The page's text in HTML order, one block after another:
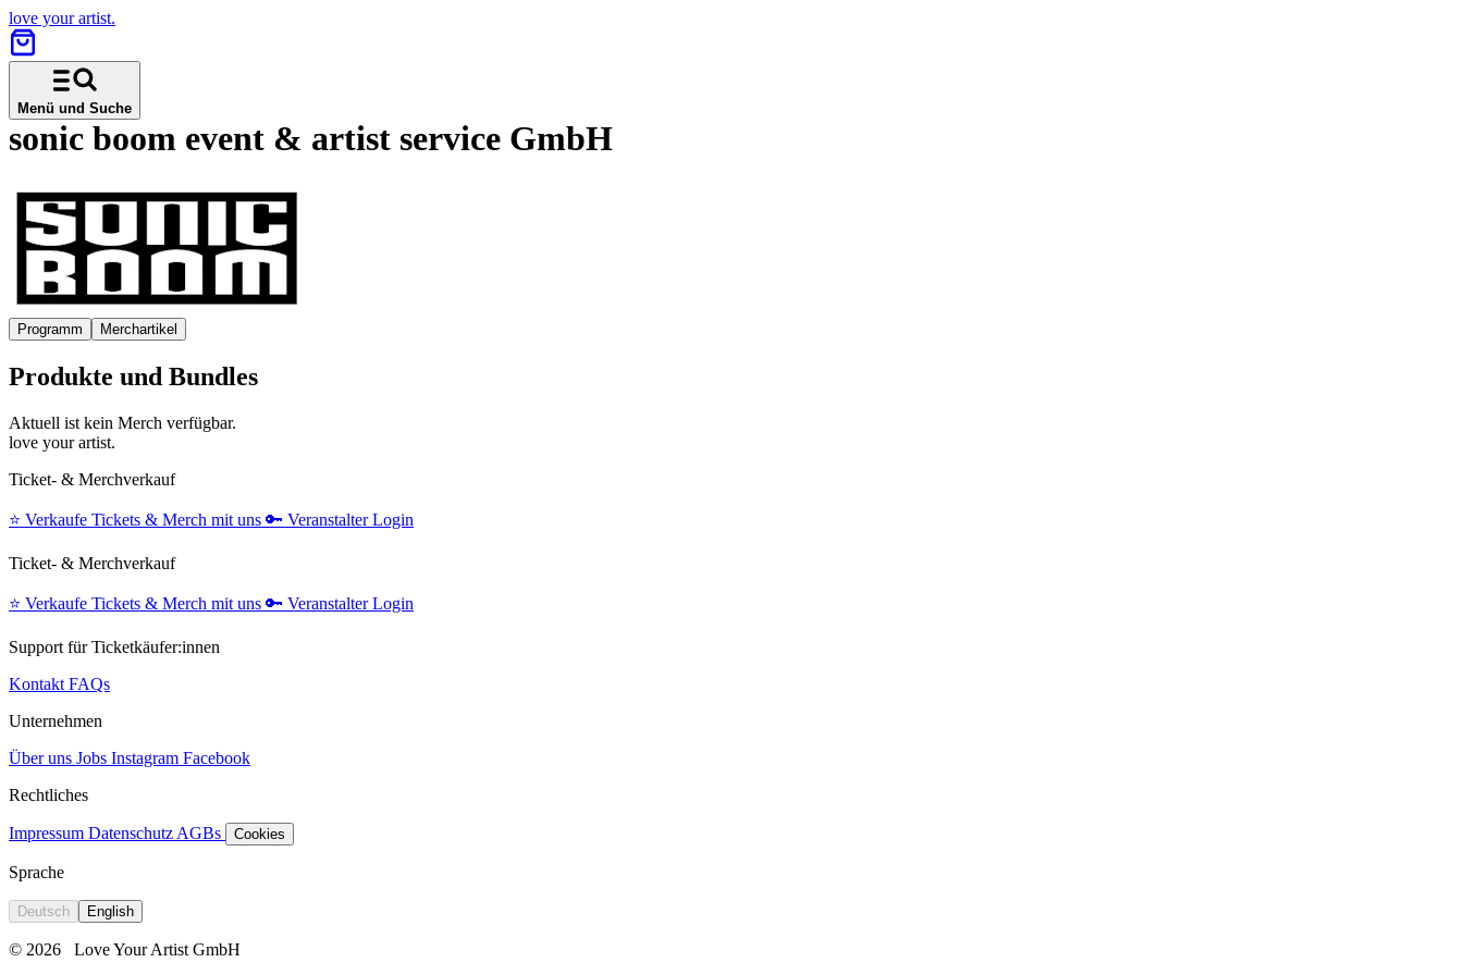
love your artist.
Menü und Suche
sonic boom event & artist service GmbH
Programm Merchartikel
Produkte und Bundles
Aktuell ist kein Merch verfügbar.
love your artist.
Ticket- & Merchverkauf
⭐️ Verkaufe Tickets & Merch mit uns 🔑 Veranstalter Login
Ticket- & Merchverkauf
⭐️ Verkaufe Tickets & Merch mit uns 🔑 Veranstalter Login
Support für Ticketkäufer:innen
Kontakt FAQs
Unternehmen
Über uns Jobs Instagram Facebook
Rechtliches
Impressum Datenschutz AGBs Cookies
Sprache
Deutsch English
© 2026 Love Your Artist GmbH